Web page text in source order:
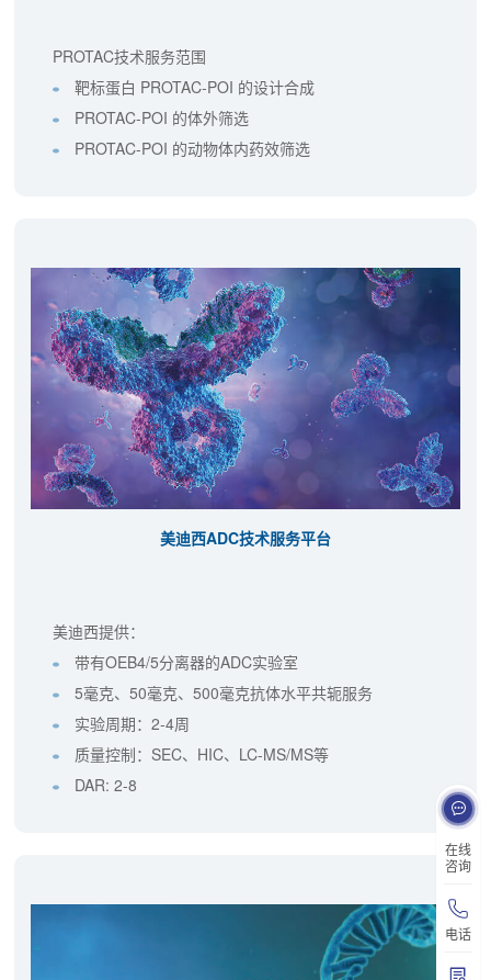
在线
咨询
电话
PROTAC技术服务范围
靶标蛋白 PROTAC-POI 的设计合成
PROTAC-POI 的体外筛选
PROTAC-POI 的动物体内药效筛选
美迪西ADC技术服务平台
美迪西提供：
带有OEB4/5分离器的ADC实验室
5毫克、50毫克、500毫克抗体水平共轭服务
实验周期：2-4周
质量控制：SEC、HIC、LC-MS/MS等
DAR: 2-8